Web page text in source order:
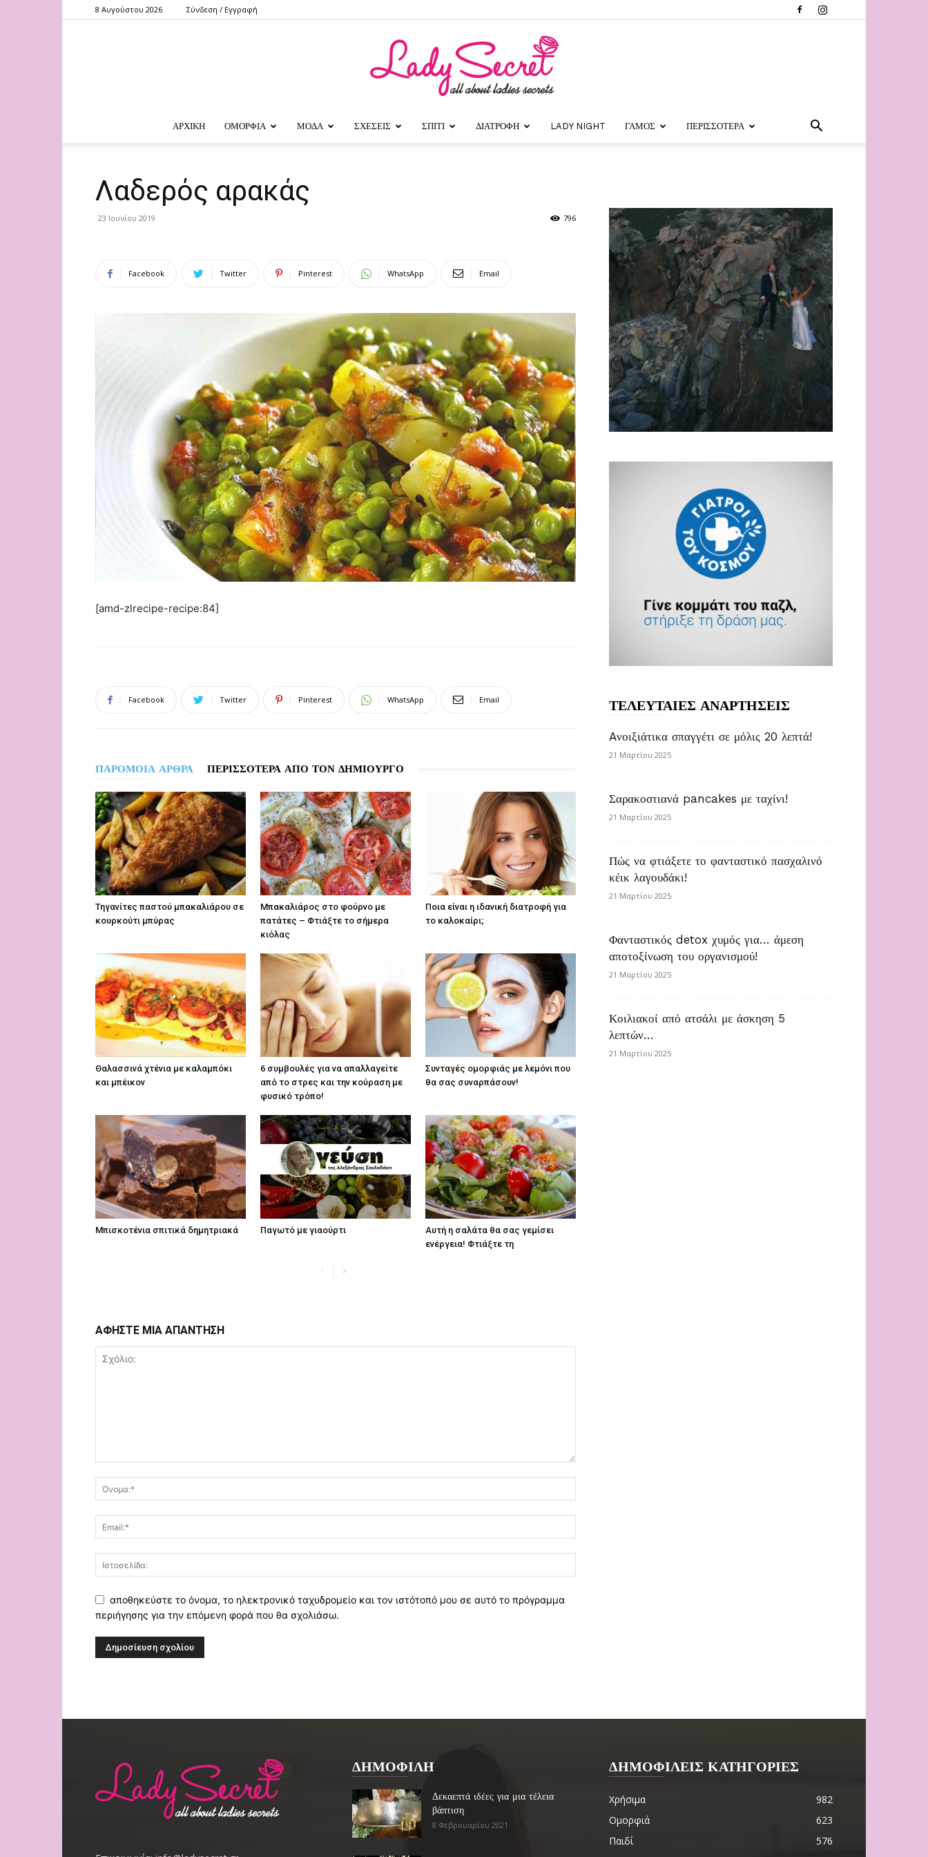
8 Αυγούστου 2026 Σύνδεση / Εγγραφή
ΑΡΧΙΚΗ ΟΜΟΡΦΙΑ ΜΟΔΑ ΣΧΕΣΕΙΣ ΣΠΙΤΙ ΔΙΑΤΡΟΦΗ LADY NIGHT ΓΑΜΟΣ ΠΕΡΙΣΣΟΤΕΡΑ
Λαδερός αρακάς
23 Ιουνίου 2019 796
Facebook Twitter Pinterest WhatsApp Email
[amd-zlrecipe-recipe:84]
Facebook Twitter Pinterest WhatsApp Email
ΠΑΡΟΜΟΙΑ ΑΡΘΡΑ ΠΕΡΙΣΣΟΤΕΡΑ ΑΠΟ ΤΟΝ ΔΗΜΙΟΥΡΓΟ
Τηγανίτες παστού μπακαλιάρου σε
κουρκούτι μπύρας
Μπακαλιάρος στο φούρνο με
πατάτες – Φτιάξτε το σήμερα
κιόλας
Ποια είναι η ιδανική διατροφή για
το καλοκαίρι;
Θαλασσινά χτένια με καλαμπόκι
και μπέικον
6 συμβουλές για να απαλλαγείτε
από το στρες και την κούραση με
φυσικό τρόπο!
Συνταγές ομορφιάς με λεμόνι που
θα σας συναρπάσουν!
Μπισκοτένια σπιτικά δημητριακά Παγωτό με γιαούρτι
Αυτή η σαλάτα θα σας γεμίσει
ενέργεια! Φτιάξτε τη
ΑΦΗΣΤΕ ΜΙΑ ΑΠΑΝΤΗΣΗ
αποθηκεύστε το όνομα, το ηλεκτρονικό ταχυδρομείο και τον ιστότοπό μου σε αυτό το πρόγραμμα
περιήγησης για την επόμενη φορά που θα σχολιάσω.
ΤΕΛΕΥΤΑΙΕΣ ΑΝΑΡΤΗΣΕΙΣ
Aνοιξιάτικα σπαγγέτι σε μόλις 20 λεπτά!
21 Μαρτίου 2025
Σαρακοστιανά pancakes με ταχίνι!
21 Μαρτίου 2025
Πώς να φτιάξετε το φανταστικό πασχαλινό
κέικ λαγουδάκι!
21 Μαρτίου 2025
Φανταστικός detox χυμός για… άμεση
αποτοξίνωση του οργανισμού!
21 Μαρτίου 2025
Κοιλιακοί από ατσάλι με άσκηση 5
λεπτών…
21 Μαρτίου 2025
ΔΗΜΟΦΙΛΗ
Δεκαεπτά ιδέες για μια τέλεια
βάπτιση
8 Φεβρουαρίου 2021
ΔΗΜΟΦΙΛΕΙΣ ΚΑΤΗΓΟΡΙΕΣ
Χρήσιμα
982
Ομορφιά
623
Παιδί
576